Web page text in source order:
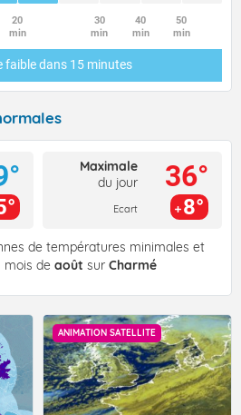
20
min
30
min
40
min
50
min
faibledans 15 minutes
Maximale
du jour
Ecart
36°
8°
de températures minimales et
mois de août sur Charmé
ANIMATION SATELLITE